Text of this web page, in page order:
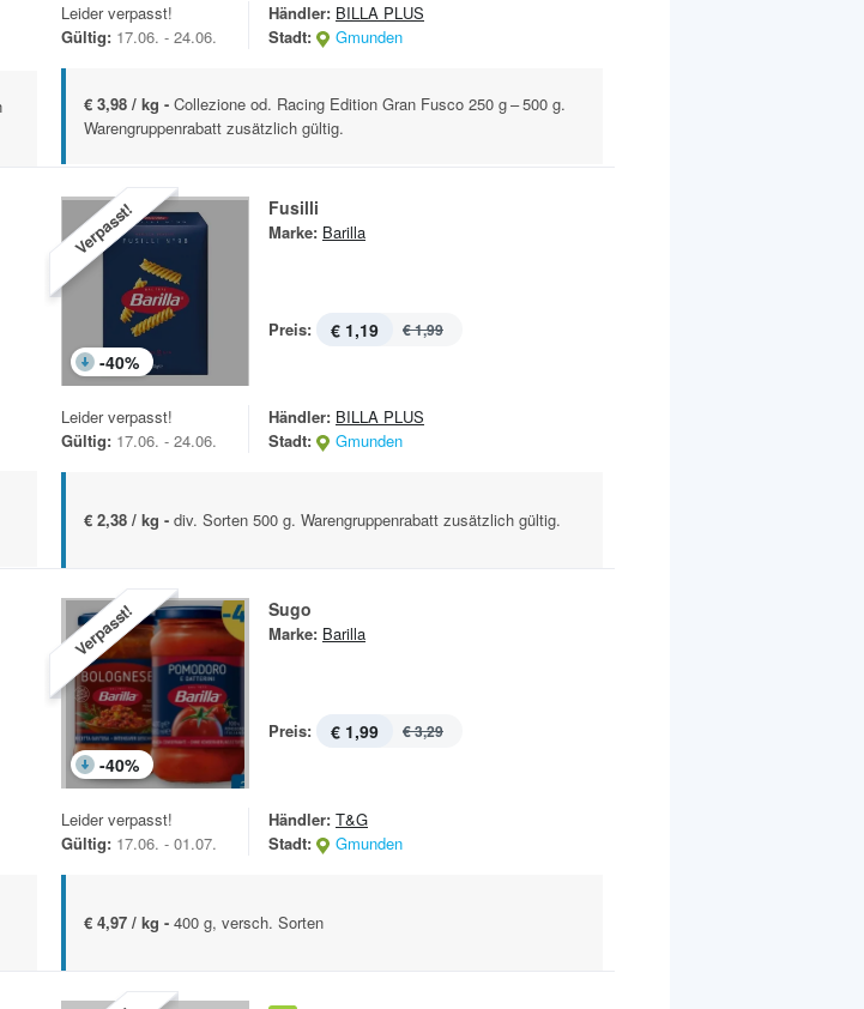
Leider verpasst!
Gültig: 17.06. - 24.06.
Händler: BILLA PLUS
Stadt:
Gmunden
€ 3,98 / kg - Collezione od. Racing Edition Gran Fusco 250 g – 500 g.
Warengruppenrabatt zusätzlich gültig.
Verpasst!
-40%
Fusilli
Marke: Barilla
Preis: € 1,19 € 1,99
Leider verpasst!
Gültig: 17.06. - 24.06.
Händler: BILLA PLUS
Stadt:
Gmunden
€ 2,38 / kg - div. Sorten 500 g. Warengruppenrabatt zusätzlich gültig.
Verpasst!
-40%
Sugo
Marke: Barilla
Preis: € 1,99 € 3,29
Leider verpasst!
Gültig: 17.06. - 01.07.
Händler: T&G
Stadt:
Gmunden
€ 4,97 / kg - 400 g, versch. Sorten